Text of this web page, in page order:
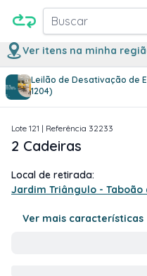
Buscar
Ver itens na minha
Leilão de Desativação de
1204)
1/1
Lote 121 | Referência 32233
2 Cadeiras
Local de retirada:
Jardim Triângulo - Taboão
Ver mais características